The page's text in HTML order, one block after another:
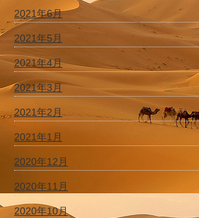
2021年6月
2021年5月
2021年4月
2021年3月
2021年2月
2021年1月
2020年12月
2020年11月
2020年10月